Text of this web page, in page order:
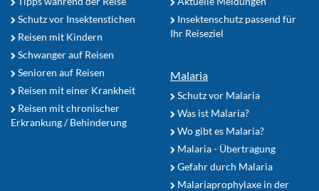
Schutz vor Insektenstichen
Reisen mit Kindern
Schwanger auf Reisen
Senioren auf Reisen
Reisen mit einer Krankheit
Reisen mit chronischer
Erkrankung / Behinderung
Insektenschutz passend für
Ihr Reiseziel
Malaria
Schutz vor Malaria
Was ist Malaria?
Wo gibt es Malaria?
Malaria - Übertragung
Gefahr durch Malaria
Malariaprophylaxe in der